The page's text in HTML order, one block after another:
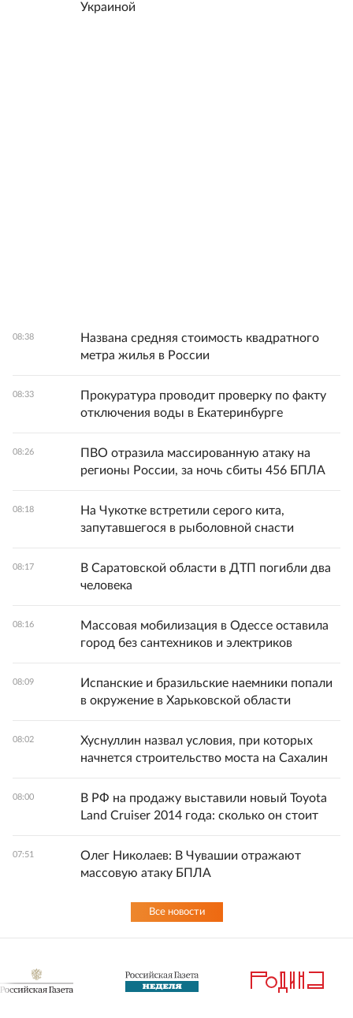
Украиной
08:38
Названа средняя стоимость квадратного
метра жилья в России
08:33
Прокуратура проводит проверку по факту
отключения воды в Екатеринбурге
08:26
ПВО отразила массированную атаку на
регионы России, за ночь сбиты 456 БПЛА
08:18
На Чукотке встретили серого кита,
запутавшегося в рыболовной снасти
08:17
В Саратовской области в ДТП погибли два
человека
08:16
Массовая мобилизация в Одессе оставила
город без сантехников и электриков
08:09
Испанские и бразильские наемники попали
в окружение в Харьковской области
08:02
Хуснуллин назвал условия, при которых
начнется строительство моста на Сахалин
08:00
В РФ на продажу выставили новый Toyota
Land Cruiser 2014 года: сколько он стоит
07:51
Олег Николаев: В Чувашии отражают
массовую атаку БПЛА
Все новости